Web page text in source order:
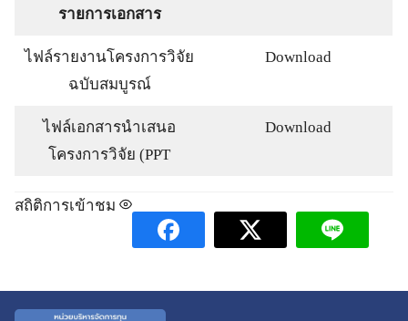
รายการเอกสาร
ไฟล์รายงานโครงการวิจัย
ฉบับสมบูรณ์
Download
ไฟล์เอกสารนำเสนอ
โครงการวิจัย (PPT
Download
สถิติการเข้าชม